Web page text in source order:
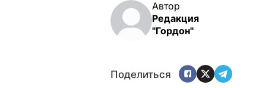
Автор
Редакция
"Гордон"
Поделиться